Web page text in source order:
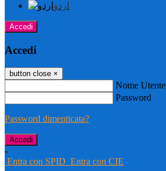
اردو
Accedi
Accedi
button close ×
Nome Utente
Password
Password dimenticata?
-
Entra con SPID Entra con CIE